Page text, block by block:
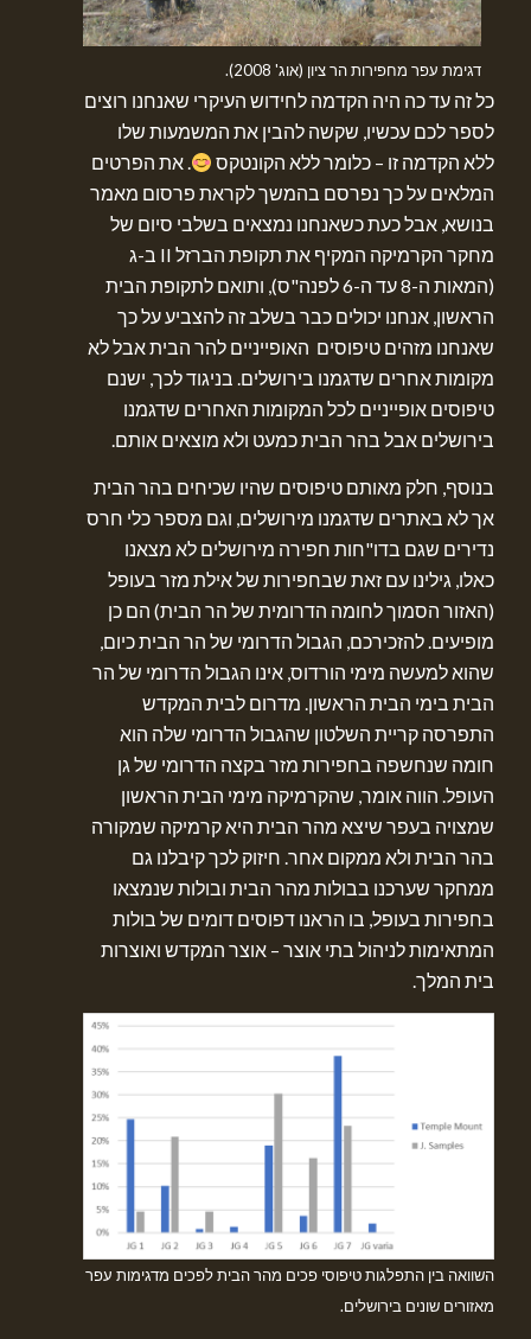
דגימת עפר מחפירות הר ציון (אוג' 2008).
כל זה עד כה היה הקדמה לחידוש העיקרי שאנחנו רוצים
לספר לכם עכשיו, שקשה להבין את המשמעות שלו
ללא הקדמה זו – כלומר ללא הקונטקס
. את הפרטים
המלאים על כך נפרסם בהמשך לקראת פרסום מאמר
בנושא, אבל כעת כשאנחנו נמצאים בשלבי סיום של
מחקר הקרמיקה המקיף את תקופת הברזל II ב-ג
(המאות ה-8 עד ה-6 לפנה"ס), ותואם לתקופת הבית
הראשון, אנחנו יכולים כבר בשלב זה להצביע על כך
שאנחנו מזהים טיפוסים האופייניים להר הבית אבל לא
מקומות אחרים שדגמנו בירושלים. בניגוד לכך, ישנם
טיפוסים אופייניים לכל המקומות האחרים שדגמנו
בירושלים אבל בהר הבית כמעט ולא מוצאים אותם.
בנוסף, חלק מאותם טיפוסים שהיו שכיחים בהר הבית
אך לא באתרים שדגמנו מירושלים, וגם מספר כלי חרס
נדירים שגם בדו"חות חפירה מירושלים לא מצאנו
כאלו, גילינו עם זאת שבחפירות של אילת מזר בעופל
(האזור הסמוך לחומה הדרומית של הר הבית) הם כן
מופיעים. להזכירכם, הגבול הדרומי של הר הבית כיום,
שהוא למעשה מימי הורדוס, אינו הגבול הדרומי של הר
הבית בימי הבית הראשון. מדרום לבית המקדש
התפרסה קריית השלטון שהגבול הדרומי שלה הוא
חומה שנחשפה בחפירות מזר בקצה הדרומי של גן
העופל. הווה אומר, שהקרמיקה מימי הבית הראשון
שמצויה בעפר שיצא מהר הבית היא קרמיקה שמקורה
בהר הבית ולא ממקום אחר. חיזוק לכך קיבלנו גם
ממחקר שערכנו בבולות מהר הבית ובולות שנמצאו
בחפירות בעופל, בו הראנו דפוסים דומים של בולות
המתאימות לניהול בתי אוצר – אוצר המקדש ואוצרות
בית המלך.
השוואה בין התפלגות טיפוסי פכים מהר הבית לפכים מדגימות עפר
מאזורים שונים בירושלים.